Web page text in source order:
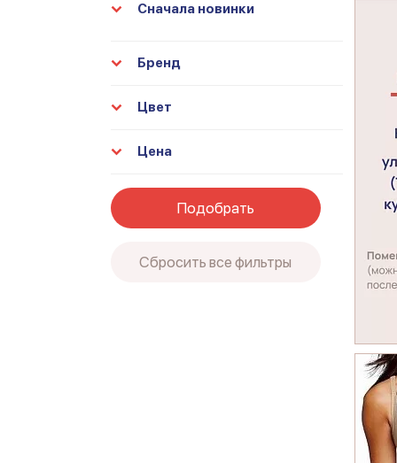
Сначала новинки
Бренд
Цвет
Цена
Подобрать
Сбросить все фильтры